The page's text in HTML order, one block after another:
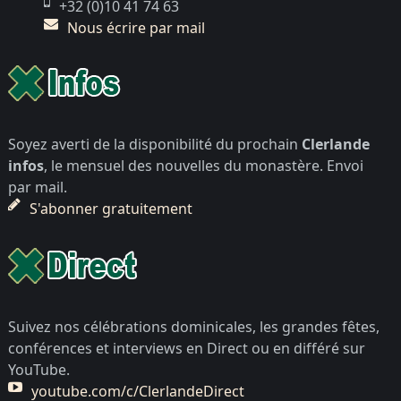
+32 (0)10 41 74 63
Nous écrire par mail
Soyez averti de la disponibilité du prochain Clerlande
infos, le mensuel des nouvelles du monastère. Envoi
par mail.
S'abonner gratuitement
Suivez nos célébrations dominicales, les grandes fêtes,
conférences et interviews en Direct ou en différé sur
YouTube.
youtube.com/c/ClerlandeDirect